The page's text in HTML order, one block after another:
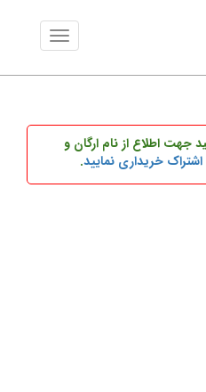
جهت اطلاع از نام ارگان و
اشتراک خریداری نمایید.